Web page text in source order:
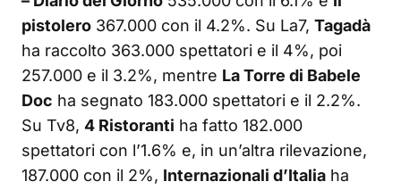
pistolero 367.000 con il 4.2%. Su La7, Tagadà
ha raccolto 363.000 spettatori e il 4%, poi
257.000 e il 3.2%, mentre La Torre di Babele
Doc ha segnato 183.000 spettatori e il 2.2%.
Su Tv8, 4 Ristoranti ha fatto 182.000
spettatori con l’1.6% e, in un’altra rilevazione,
187.000 con il 2%, Internazionali d’Italia ha